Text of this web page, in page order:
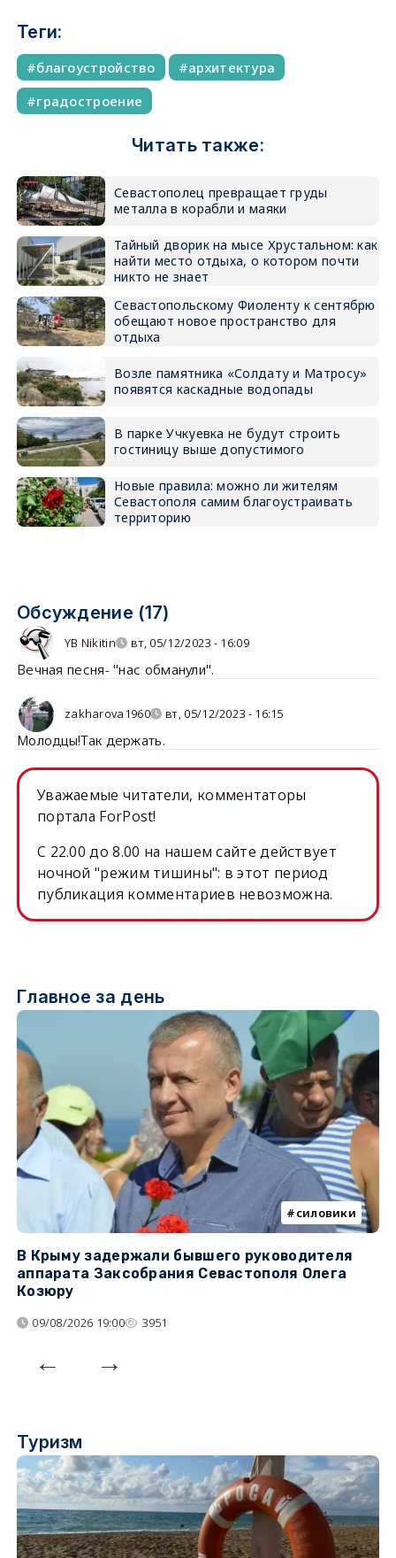
Теги:
благоустройство
архитектура
градостроение
Читать также:
Севастополец превращает груды
металла в корабли и маяки
Тайный дворик на мысе Хрустальном: как
найти место отдыха, о котором почти
никто не знает
Севастопольскому Фиоленту к сентябрю
обещают новое пространство для
отдыха
Возле памятника «Солдату и Матросу»
появятся каскадные водопады
В парке Учкуевка не будут строить
гостиницу выше допустимого
Новые правила: можно ли жителям
Севастополя самим благоустраивать
территорию
Обсуждение (17)
YB Nikitin вт, 05/12/2023 - 16:09
Вечная песня- "нас обманули".
zakharova1960 вт, 05/12/2023 - 16:15
Молодцы!Так держать.
Уважаемые читатели, комментаторы
портала ForPost!
C 22.00 до 8.00 на нашем сайте действует
ночной "режим тишины": в этот период
публикация комментариев невозможна.
Главное за день
силовики
В Крыму задержали бывшего руководителя
аппарата Заксобрания Севастополя Олега
Козюру
09/08/2026 19:00 3951
Туризм